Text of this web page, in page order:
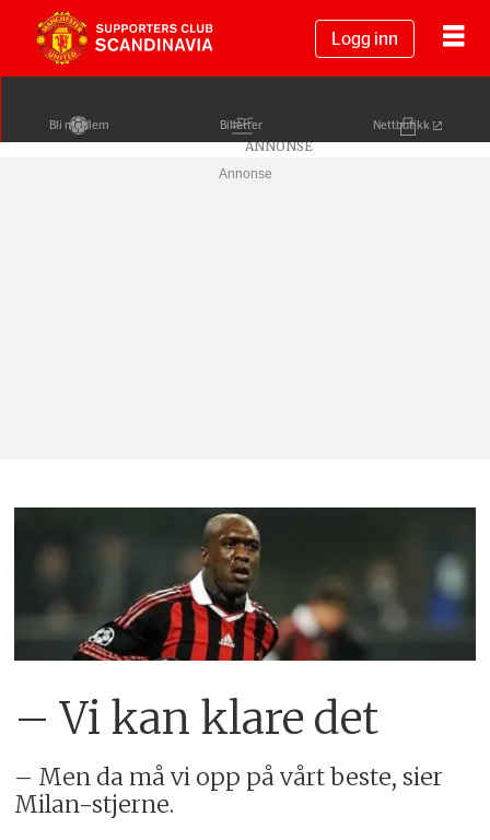
Logg inn
Bli medlem Billetter Nettbutikk
Annonse
– Vi kan klare det
– Men da må vi opp på vårt beste, sier
Milan-stjerne.